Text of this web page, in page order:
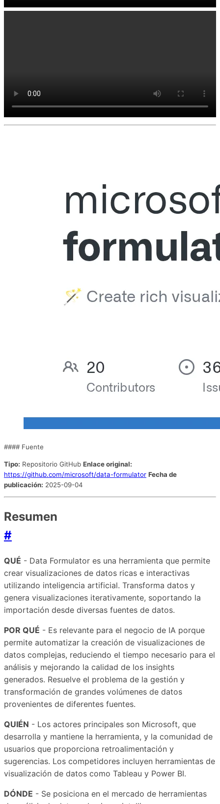
#### Fuente
Tipo: Repositorio GitHub Enlace original:
https://github.com/microsoft/data-formulator Fecha de
publicación: 2025-09-04
Resumen
#
QUÉ - Data Formulator es una herramienta que permite
crear visualizaciones de datos ricas e interactivas
utilizando inteligencia artificial. Transforma datos y
genera visualizaciones iterativamente, soportando la
importación desde diversas fuentes de datos.
POR QUÉ - Es relevante para el negocio de IA porque
permite automatizar la creación de visualizaciones de
datos complejas, reduciendo el tiempo necesario para el
análisis y mejorando la calidad de los insights
generados. Resuelve el problema de la gestión y
transformación de grandes volúmenes de datos
provenientes de diferentes fuentes.
QUIÉN - Los actores principales son Microsoft, que
desarrolla y mantiene la herramienta, y la comunidad de
usuarios que proporciona retroalimentación y
sugerencias. Los competidores incluyen herramientas de
visualización de datos como Tableau y Power BI.
DÓNDE - Se posiciona en el mercado de herramientas